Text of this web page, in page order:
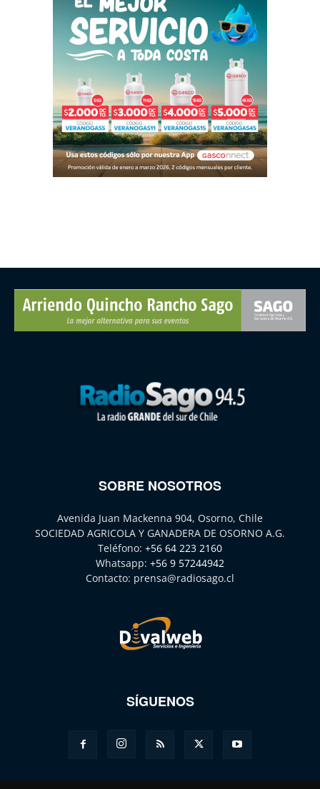
SOBRE NOSOTROS
Avenida Juan Mackenna 904, Osorno, Chile
SOCIEDAD AGRICOLA Y GANADERA DE OSORNO A.G.
Teléfono: +56 64 223 2160
Whatsapp: +56 9 57244942
Contacto: prensa@radiosago.cl
SÍGUENOS